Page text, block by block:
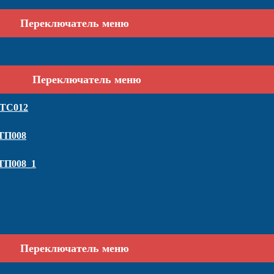
Переключатель меню
Переключатель меню
Переключатель меню